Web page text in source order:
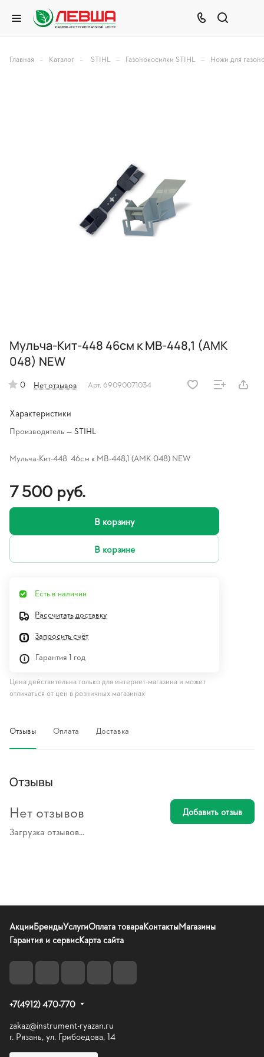
Главная – Каталог – STIHL – Газонокосилки STIHL – Ножи для
Мульча-Кит-448 46см к MB-448,1 (AMK
048) NEW
0 Нет отзывов Арт. 69090071034
Характеристики
Производитель — STIHL
Мульча-Кит-448 46см к MB-448,1 (AMK 048) NEW
7 500 руб.
В корзину
В корзине
Есть в наличии
Рассчитать доставку
Запросить счёт
Гарантия 1 год
Цена действительна только для интернет-магазина и может
отличаться от цен в розничных магазинах
Отзывы Оплата Доставка
Отзывы
Загрузка отзывов...
Нет отзывов Добавить отзыв
АкцииБрендыУслугиОплата товараКонтактыМагазины
Гарантия и сервисКарта сайта
+7(4912) 470-770
zakaz@instrument-ryazan.ru
г. Рязань, ул. Грибоедова, 14